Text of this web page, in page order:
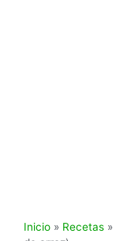
Inicio » Recetas »